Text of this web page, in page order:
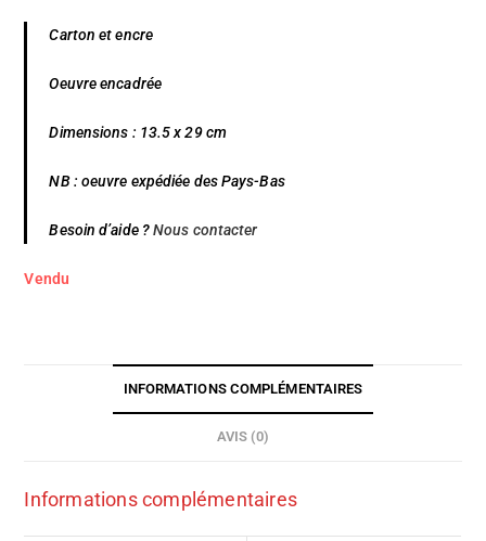
Carton et encre
Oeuvre encadrée
Dimensions : 13.5 x 29 cm
NB : oeuvre expédiée des Pays-Bas
Besoin d’aide ?Nous contacter
Vendu
INFORMATIONS COMPLÉMENTAIRES
AVIS (0)
Informations complémentaires